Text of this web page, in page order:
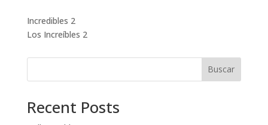
Incredibles 2
Los Increíbles 2
Buscar
Recent Posts